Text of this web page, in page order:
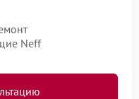
Neff